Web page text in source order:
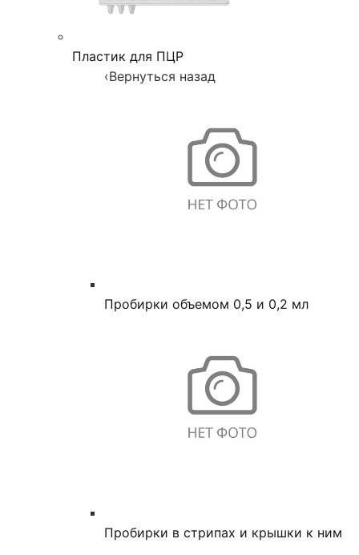
Пластик для ПЦР
‹Вернуться назад
Пробирки объемом 0,5 и 0,2 мл
Пробирки в стрипах и крышки к ним